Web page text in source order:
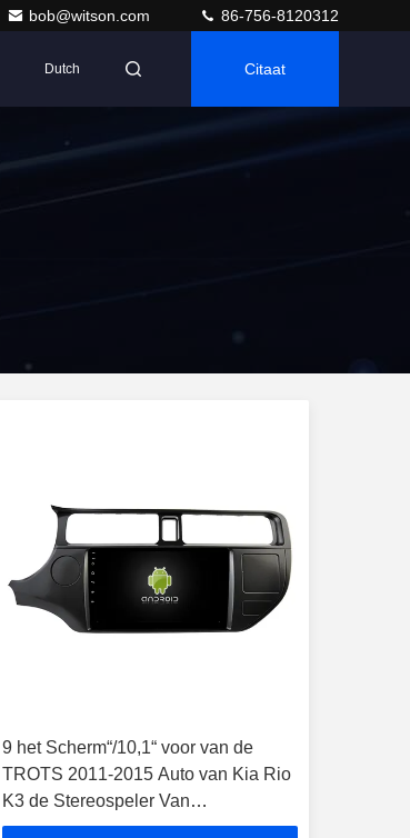
bob@witson.com 86-756-8120312
Dutch Citaat
9 het Scherm“/10,1“ voor van de
TROTS 2011-2015 Auto van Kia Rio
K3 de Stereospeler Van
verschillende media van GPS